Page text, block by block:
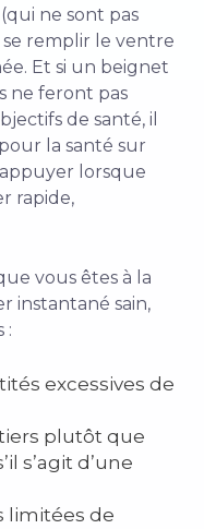
ne sont pas
remplir le ventre
Et si un beignet
ne feront pas
de santé, il
la santé sur
lorsque
rapide,
vous êtes à la
instantané sain,
:
excessives de
plutôt que
s’agit d’une
limitées de